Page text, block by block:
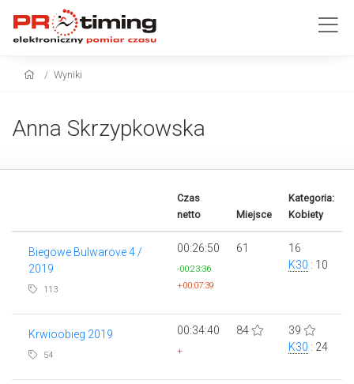
Wyniki
Anna Skrzypkowska
Czas
netto
Miejsce
Kategoria:
Kobiety
Biegowe Bulwarove 4 /
2019
113
00:26:50
-00:23:36
+00:07:39
61
16
K30 : 10
Krwioobieg 2019
54
00:34:40
+
84
39
K30 : 24